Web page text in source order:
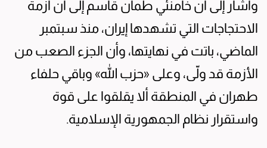
وأشار إلى أن خامنئي طمأن قاسم إلى أن أزمة
الاحتجاجات التي تشهدها إيران، منذ سبتمبر
الماضي، باتت في نهايتها، وأن الجزء الصعب من
الأزمة قد ولّى، وعلى «حزب الله» وباقي حلفاء
طهران في المنطقة ألا يقلقوا على قوة
واستقرار نظام الجمهورية الإسلامية.